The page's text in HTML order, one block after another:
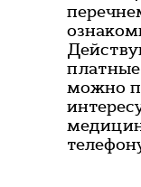
можно